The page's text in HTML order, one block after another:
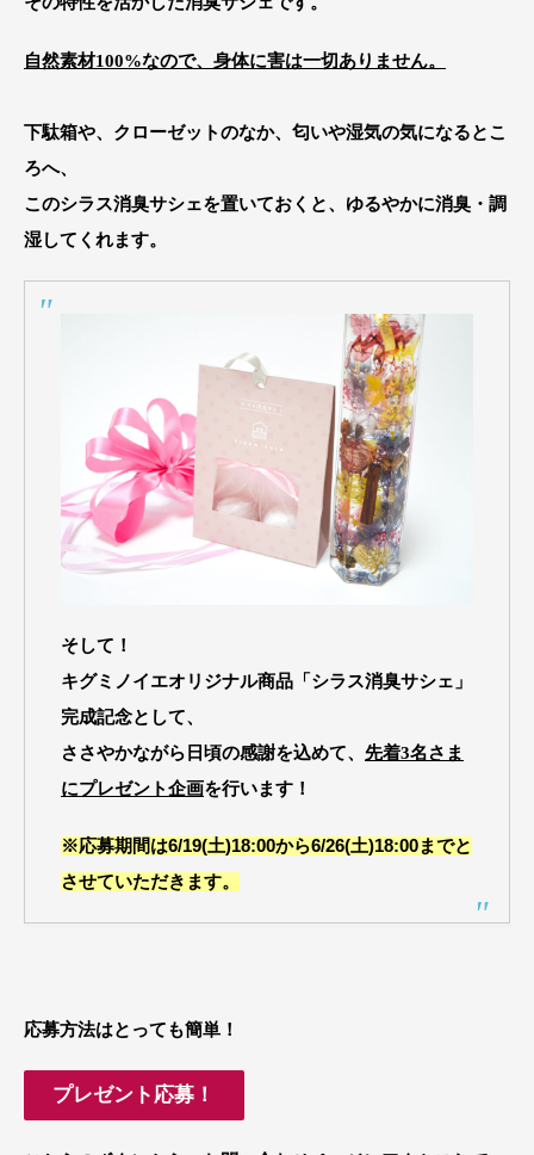
自然素材100%なので、身体に害は一切ありません。
下駄箱や、クローゼットのなか、匂いや湿気の気になるとこ
ろへ、
このシラス消臭サシェを置いておくと、ゆるやかに消臭・調
湿してくれます。
そして！
キグミノイエオリジナル商品 「シラス消臭サシェ」
完成記念として、
ささやかながら日頃の感謝を込めて、 先着3名さま
にプレゼント企画を行います！
※応募期間は6/19(土)18:00から6/26(土)18:00までと
させていただきます。
応募方法はとっても簡単！
プレゼント応募！